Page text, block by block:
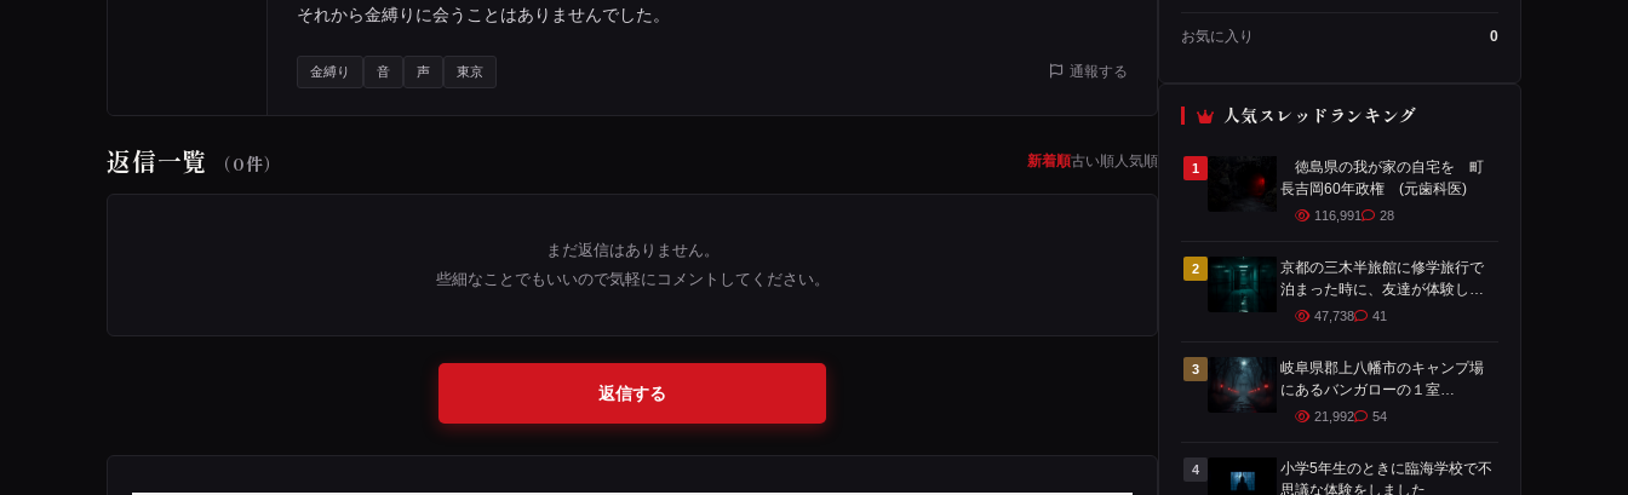
それから金縛りに会うことはありませんでした。
金縛り 音 声 東京 通報する
返信一覧 （0件） 新着順古い順 人気順
まだ返信はありません。
些細なことでもいいので気軽にコメントしてください。
返信する
お気に入り 0
人気スレッドランキング
1
徳島県の我が家の自宅を 町
長吉岡60年政権 (元歯科医)
116,991 28
2
京都の三木半旅館に修学旅行で
泊まった時に、友達が体験した
ことです
47,738 41
3
岐阜県郡上八幡市のキャンプ場
にあるバンガローの１室
で・・・
21,992 54
4
小学5年生のときに臨海学校で不
思議な体験をしました